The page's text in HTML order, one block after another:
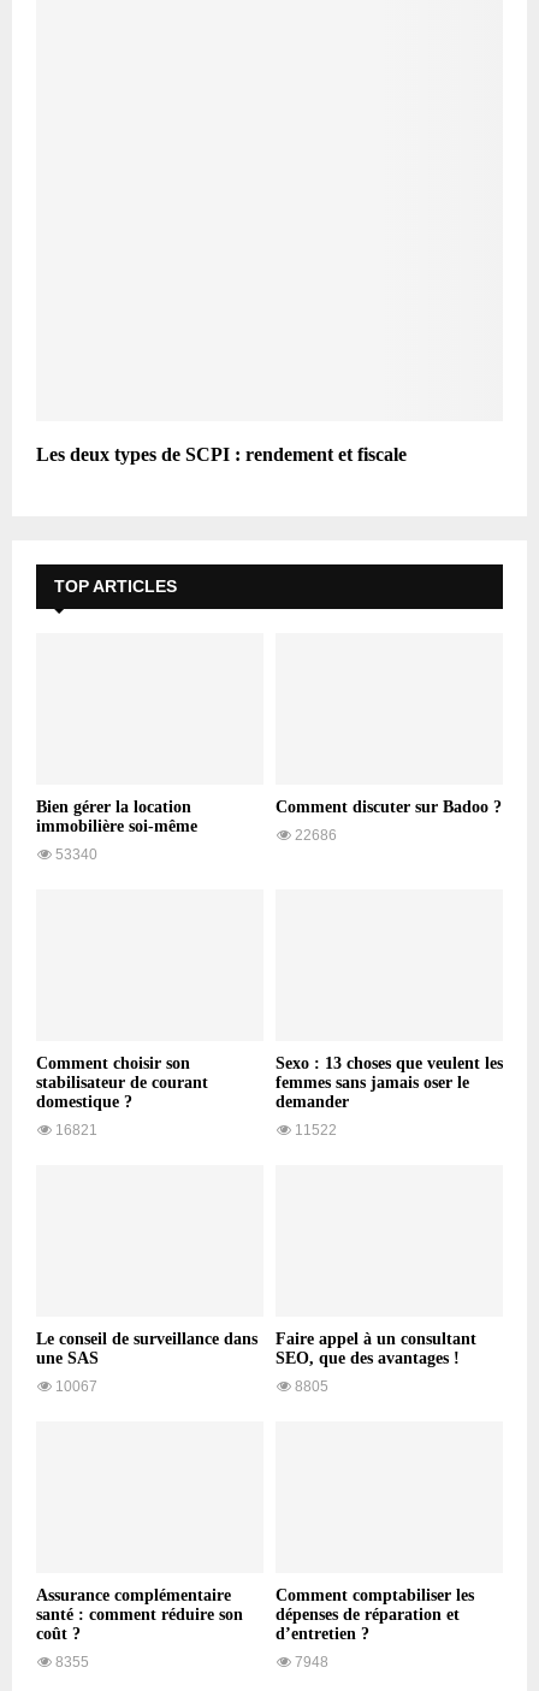
Les deux types de SCPI : rendement et fiscale
TOP ARTICLES
Bien gérer la location
immobilière soi-même
53340
Comment discuter sur Badoo ?
22686
Comment choisir son
stabilisateur de courant
domestique ?
16821
Sexo : 13 choses que veulent les
femmes sans jamais oser le
demander
11522
Le conseil de surveillance dans
une SAS
10067
Faire appel à un consultant
SEO, que des avantages !
8805
Assurance complémentaire
santé : comment réduire son
coût ?
8355
Comment comptabiliser les
dépenses de réparation et
d’entretien ?
7948